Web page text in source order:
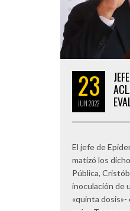
23
JUN2022
El jefe de
matizó los
Pública,
inoculación de
«quinta